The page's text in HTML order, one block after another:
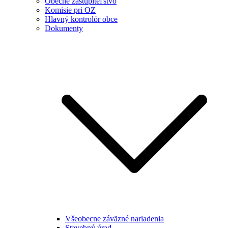
Komisie pri OZ
Hlavný kontrolór obce
Dokumenty
Všeobecne záväzné nariadenia